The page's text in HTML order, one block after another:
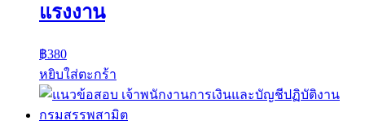
แรงงาน
฿380
หยิบใส่ตะกร้า